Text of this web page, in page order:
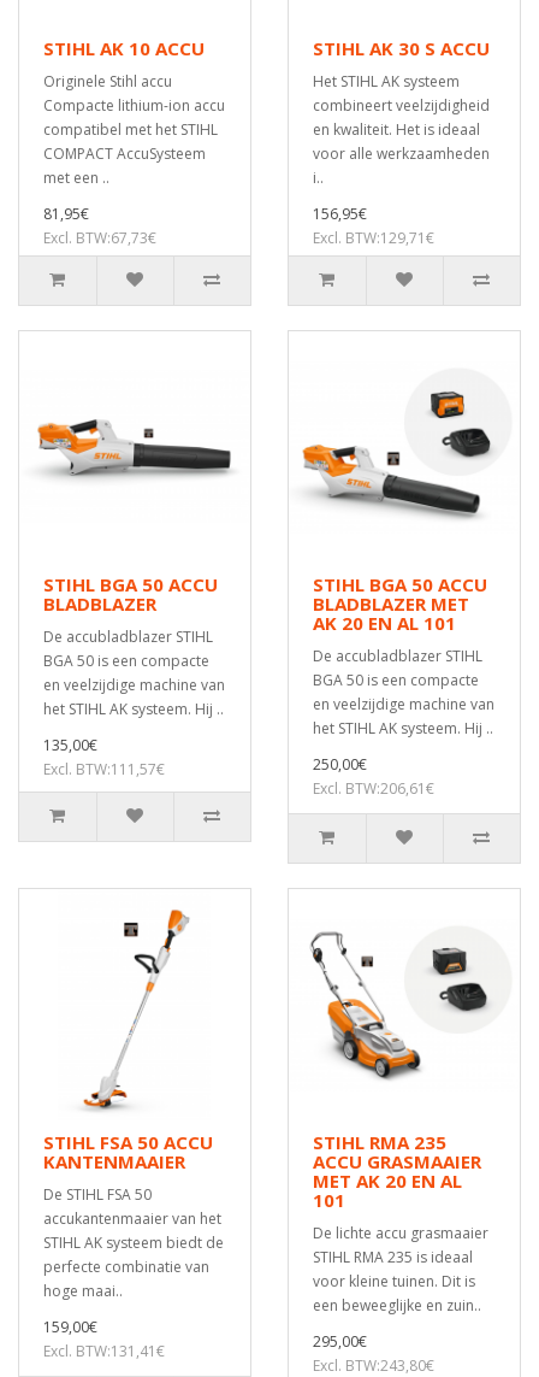
STIHL AK 10 ACCU
Originele Stihl accu
Compacte lithium-ion accu
compatibel met het STIHL
COMPACT AccuSysteem
met een ..
81,95€
Excl. BTW:67,73€
STIHL AK 30 S ACCU
Het STIHL AK systeem
combineert veelzijdigheid
en kwaliteit. Het is ideaal
voor alle werkzaamheden
i..
156,95€
Excl. BTW:129,71€
STIHL BGA 50 ACCU
BLADBLAZER
De accubladblazer STIHL
BGA 50 is een compacte
en veelzijdige machine van
het STIHL AK systeem. Hij ..
135,00€
Excl. BTW:111,57€
STIHL BGA 50 ACCU
BLADBLAZER MET
AK 20 EN AL 101
De accubladblazer STIHL
BGA 50 is een compacte
en veelzijdige machine van
het STIHL AK systeem. Hij ..
250,00€
Excl. BTW:206,61€
STIHL FSA 50 ACCU
KANTENMAAIER
De STIHL FSA 50
accukantenmaaier van het
STIHL AK systeem biedt de
perfecte combinatie van
hoge maai..
159,00€
Excl. BTW:131,41€
STIHL RMA 235
ACCU GRASMAAIER
MET AK 20 EN AL
101
De lichte accu grasmaaier
STIHL RMA 235 is ideaal
voor kleine tuinen. Dit is
een beweeglijke en zuin..
295,00€
Excl. BTW:243,80€